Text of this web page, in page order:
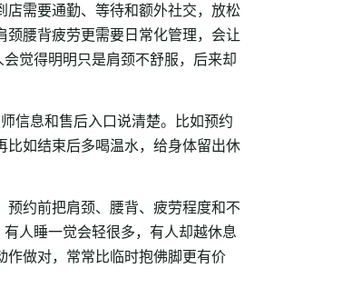
需要通勤、等待和额外社交，放松
腰背疲劳更需要日常化管理，会让
觉得明明只是肩颈不舒服，后来却
信息和售后入口说清楚。比如预约
如结束后多喝温水，给身体留出休
约前把肩颈、腰背、疲劳程度和不
人睡一觉会轻很多，有人却越休息
作做对，常常比临时抱佛脚更有价